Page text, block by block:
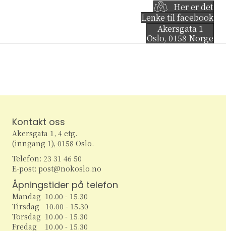
Her er det
Lenke til facebook
Akersgata 1
Oslo, 0158 Norge
Kontakt oss
Akersgata 1, 4 etg.
(inngang 1), 0158 Oslo.
Telefon: 23 31 46 50
E-post: post@nokoslo.no
Åpningstider på telefon
Mandag 10.00 - 15.30
Tirsdag 10.00 - 15.30
Torsdag 10.00 - 15.30
Fredag 10.00 - 15.30